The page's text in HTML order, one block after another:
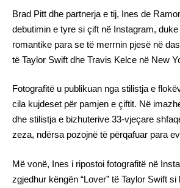
Brad Pitt dhe partnerja e tij, Ines de
debutimin e tyre si çift në Instagram,
romantike para se të merrnin pjesë në
të Taylor Swift dhe Travis Kelce në New
Fotografitë u publikuan nga stilistja e
cila kujdeset për pamjen e çiftit. Në
dhe stilistja e bizhuterive 33-vjeçare
zeza, ndërsa pozojnë të përqafuar para
Më vonë, Ines i ripostoi fotografitë në
zgjedhur këngën “Lover” të Taylor Swift